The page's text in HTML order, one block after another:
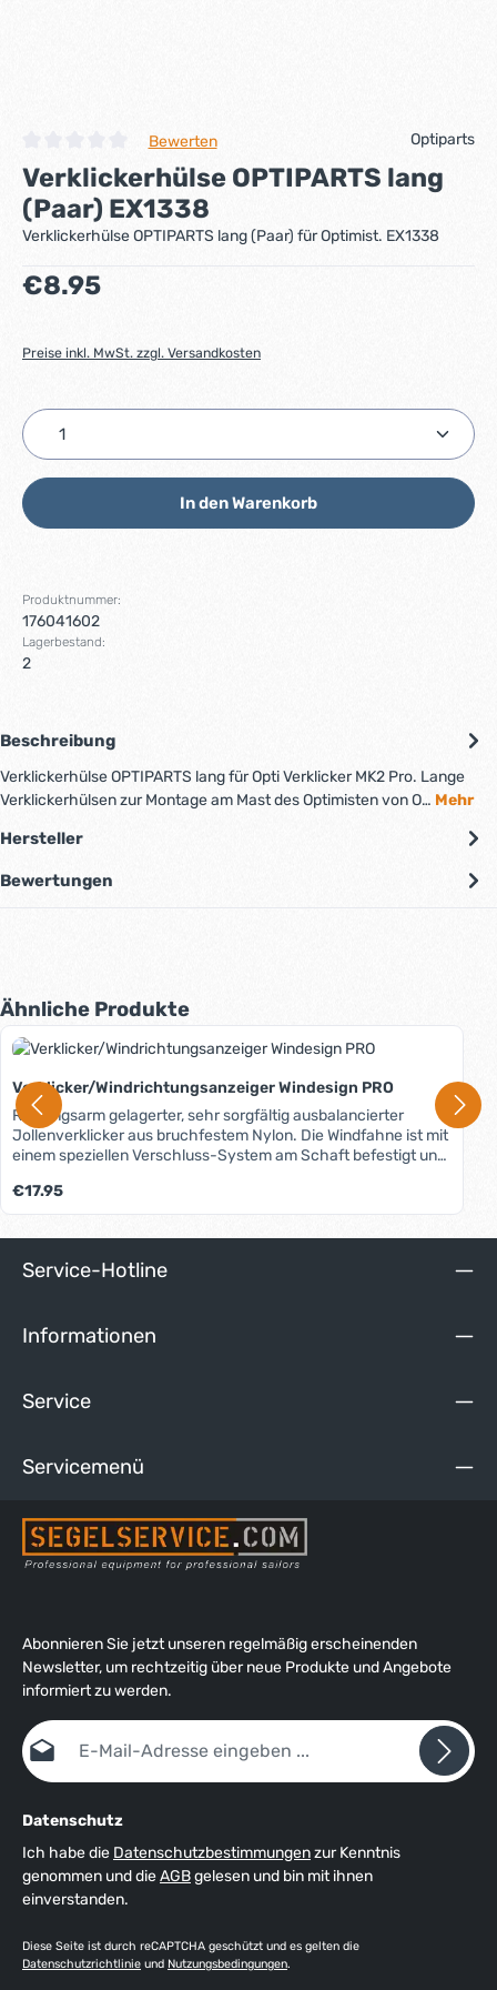
Durchschnittliche Bewertung von 0 von 5 Sternen
Bewerten Optiparts
Verklickerhülse OPTIPARTS lang
(Paar) EX1338
Verklickerhülse OPTIPARTS lang (Paar) für Optimist. EX1338
Regulärer Preis:
€8.95
Preise inkl. MwSt. zzgl. Versandkosten
Produkt Anzahl: Gib den gewünschten Wert ein
In den Warenkorb
Produktnummer:
176041602
Lagerbestand:
2
Beschreibung
Verklickerhülse OPTIPARTS lang für Opti Verklicker MK2 Pro. Lange
Verklickerhülsen zur Montage am Mast des Optimisten von O… Mehr
Hersteller
Bewertungen
Produktgalerie überspringen
Ähnliche Produkte
Verklicker/Windrichtungsanzeiger Windesign PRO
Reibungsarm gelagerter, sehr sorgfältig ausbalancierter
Jollenverklicker aus bruchfestem Nylon. Die Windfahne ist mit
einem speziellen Verschluss-System am Schaft befestigt und
Durchmesser von 5mm und passt auf die meisten Top-
Pins.Eine zusätzlich erhältliche Halterung (siehe unten "Dazu
passende Produkte") ermöglicht die seitliche Mastmontage.
Regulärer Preis:
€17.95
Service-Hotline
Informationen
Service
Servicemenü
Abonnieren Sie jetzt unseren regelmäßig erscheinenden
Newsletter, um rechtzeitig über neue Produkte und Angebote
informiert zu werden.
E-Mail-Adresse*
Datenschutz
Ich habe die Datenschutzbestimmungenzur Kenntnis
genommen und dieAGBgelesen und bin mit ihnen
einverstanden.
Diese Seite ist durch reCAPTCHA geschützt und es gelten die
Datenschutzrichtlinie und Nutzungsbedingungen.